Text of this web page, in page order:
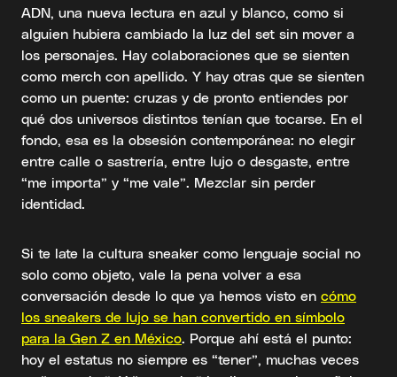
ADN, una nueva lectura en azul y blanco, como si
alguien hubiera cambiado la luz del set sin mover a
los personajes. Hay colaboraciones que se sienten
como merch con apellido. Y hay otras que se sienten
como un puente: cruzas y de pronto entiendes por
qué dos universos distintos tenían que tocarse. En el
fondo, esa es la obsesión contemporánea: no elegir
entre calle o sastrería, entre lujo o desgaste, entre
“me importa” y “me vale”. Mezclar sin perder
identidad.
Si te late la cultura sneaker como lenguaje social no
solo como objeto, vale la pena volver a esa
conversación desde lo que ya hemos visto en cómo
los sneakers de lujo se han convertido en símbolo
para la Gen Z en México. Porque ahí está el punto:
hoy el estatus no siempre es “tener”, muchas veces